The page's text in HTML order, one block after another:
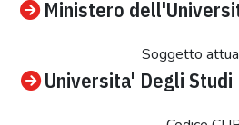
Ministero
Soggetto
Universita' Degli